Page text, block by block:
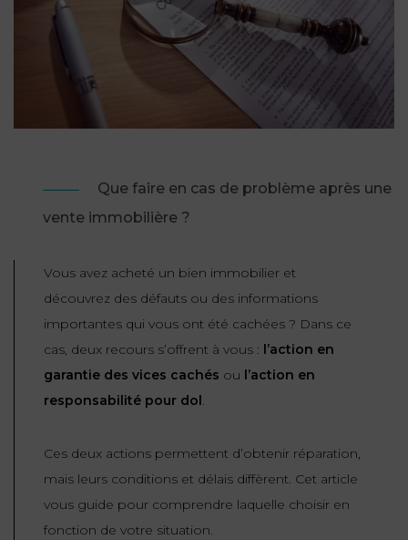
DU
RESPONSABILITÉ
CONSOMMATION
DROIT
ADMINISTRATIF
SUCCESSION
VOS
INDEMNITÉ DE
CONSOMMATION
DROIT
& ASSURANCE
DROIT
DU
TRAVAIL
ADMINISTRATIF
SERVICE
TURC
UPS
PERSONNELLES
DROIT
DU
NUMÉRIQUE
PROPRIÉTÉ
INTELLECTUELLE
DISTRIBUTION
NOUS
EQUIPE
DIRIGEANTE
REJOIGNEZ-
Nos
agences
34
24
72
Que faire en cas de problème après une
vente immobilière ?
Vous avez acheté un bien immobilier et
découvrez des défauts ou des informations
importantes qui vous ont été cachées ? Dans ce
cas, deux recours s’offrent à vous : l’action en
garantie des vices cachés ou l’action en
responsabilité pour dol .
Ces deux actions permettent d’obtenir réparation,
mais leurs conditions et délais diffèrent. Cet article
vous guide pour comprendre laquelle choisir en
fonction de votre situation.